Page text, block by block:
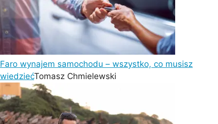
Faro wynajem samochodu – wszystko, co musisz
wiedziećTomasz Chmielewski